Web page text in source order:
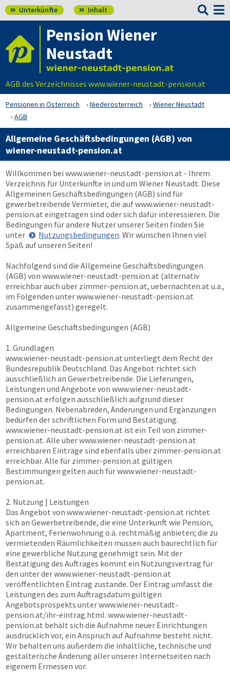
 Unterkünfte  Inhalt 
Pension Wiener
Neustadt
AGB des Verzeichnisses www.wiener-neustadt-pension.at
Pensionen in Österreich Niederösterreich
Wiener Neustadt
AGB
Allgemeine Geschäftsbedingungen (AGB) von
wiener-neustadt-pension.at
Willkommen bei www.wiener-neustadt-pension.at - Ihrem
Verzeichnis für Unterkünfte in und um Wiener Neustadt. Diese
Allgemeinen Geschäftsbedingungen (AGB) sind für
gewerbetreibende Vermieter, die aufwww.wiener-neustadt-
pension.at eingetragen sind oder sich dafür interessieren. Die
Bedingungen für andere Nutzer unserer Seiten finden Sie
unter
Nutzungsbedingungen. Wir wünschen Ihnen viel
Spaß auf unseren Seiten!
Nachfolgend sind die Allgemeine Geschäftsbedingungen
(AGB) von www.wiener-neustadt-pension.at (alternativ
erreichbar auch über zimmer-pension.at, uebernachten.at u.a.,
im Folgenden unterwww.wiener-neustadt-pension.at
zusammengefasst) geregelt.
Allgemeine Geschäftsbedingungen (AGB)
1. Grundlagen
www.wiener-neustadt-pension.at unterliegt dem Recht der
Bundesrepublik Deutschland. Das Angebot richtet sich
ausschließlich an Gewerbetreibende. Die Lieferungen,
Leistungen und Angebote von www.wiener-neustadt-
pension.at erfolgen ausschließlich aufgrund dieser
Bedingungen. Nebenabreden, Änderungen und Ergänzungen
bedürfen der schriftlichen Form und Bestätigung.
www.wiener-neustadt-pension.at ist ein Teil von zimmer-
pension.at. Alle überwww.wiener-neustadt-pension.at
erreichbaren Einträge sind ebenfalls über zimmer-pension.at
erreichbar. Alle für zimmer-pension.at gültigen
Bestimmungen gelten auch fürwww.wiener-neustadt-
pension.at.
2. Nutzung | Leistungen
Das Angebot von www.wiener-neustadt-pension.at richtet
sich an Gewerbetreibende, die eine Unterkunft wie Pension,
Apartment, Ferienwohnung o.ä. rechtmäßig anbieten; die zu
vermietenden Räumlichkeiten müssen auch baurechtlich für
eine gewerbliche Nutzung genehmigt sein. Mit der
Bestätigung des Auftrages kommt ein Nutzungsvertrag für
den unter derwww.wiener-neustadt-pension.at
veröffentlichten Eintrag zustande. Der Eintrag umfasst die
Leistungen des zum Auftragsdatum gültigen
Angebotsprospekts unterwww.wiener-neustadt-
pension.at/ihr-eintrag.html. www.wiener-neustadt-
pension.at behält sich die Aufnahme neuer Einrichtungen
ausdrücklich vor, ein Anspruch auf Aufnahme besteht nicht.
Wir behalten uns außerdem die inhaltliche, technische und
gestalterische Änderung aller unserer Internetseiten nach
eigenem Ermessen vor.